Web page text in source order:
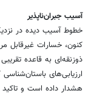
آسیب جبران‌ناپذیر
خطوط آسیب دیده در
ذوزنقه‌ای به قاعده تقریبی 60 متر نیز نابود شده است.
ارزیابی‌های
هشدار داده است و